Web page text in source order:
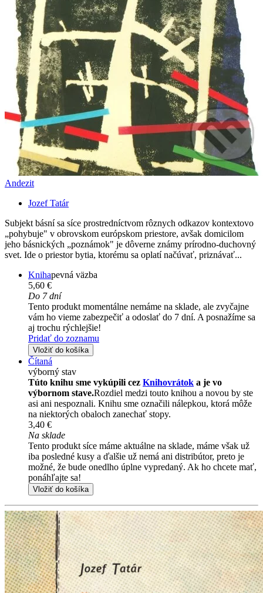
Andezit
Jozef Tatár
Subjekt básní sa síce prostredníctvom rôznych odkazov kontextovo
„pohybuje" v obrovskom európskom priestore, avšak domicilom
jeho básnických „poznámok" je dôverne známy prírodno-duchovný
svet. Ide o priestor bytia, ktorému sa oplatí načúvať, priznávať...
Knihapevná väzba
5,60 €
Do 7 dní
Tento produkt momentálne nemáme na sklade, ale zvyčajne
vám ho vieme zabezpečiť a odoslať do 7 dní. A posnažíme sa
aj trochu rýchlejšie!
Pridať do zoznamu
Vložiť do košíka
Čítaná
výborný stav
Túto knihu sme vykúpili cez Knihovrátok a je vo
výbornom stave.Rozdiel medzi touto knihou a novou by ste
asi ani nespoznali. Knihu sme označili nálepkou, ktorá môže
na niektorých obaloch zanechať stopy.
3,40 €
Na sklade
Tento produkt síce máme aktuálne na sklade, máme však už
iba posledné kusy a ďalšie už nemá ani distribútor, preto je
možné, že bude onedlho úplne vypredaný. Ak ho chcete mať,
ponáhľajte sa!
Vložiť do košíka